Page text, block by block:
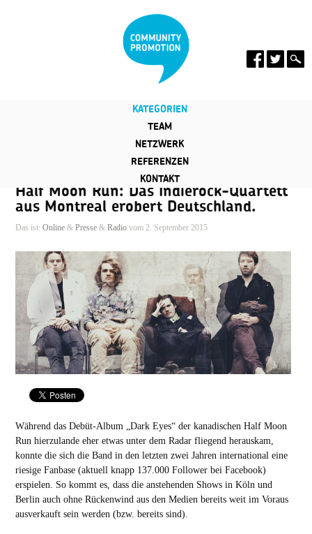
KATEGORIEN
TEAM
NETZWERK
REFERENZEN
KONTAKT
Half Moon Run: Das Indierock-Quartett
aus Montreal erobert Deutschland.
Das ist: Online& Presse& Radiovom 2. September 2015
Während das Debüt-Album „Dark Eyes“ der kanadischen Half Moon
Run hierzulande eher etwas unter dem Radar fliegend herauskam,
konnte die sich die Band in den letzten zwei Jahren international eine
riesige Fanbase (aktuell knapp 137.000 Follower bei Facebook)
erspielen. So kommt es, dass die anstehenden Shows in Köln und
Berlin auch ohne Rückenwind aus den Medien bereits weit im Voraus
ausverkauft sein werden (bzw. bereits sind).